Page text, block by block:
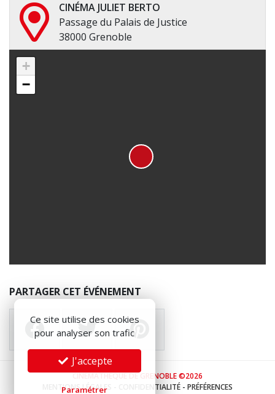
CINÉMA JULIET BERTO
Passage du Palais de Justice
38000 Grenoble
+
−
PARTAGER CET ÉVÉNEMENT
CINÉMATHÈQUE DE GRENOBLE ©2026
MENTIONS LÉGALES
CONFIDENTIALITÉ - PRÉFÉRENCES
Ce site utilise des cookies
pour analyser son trafic
J'accepte
Paramétrer